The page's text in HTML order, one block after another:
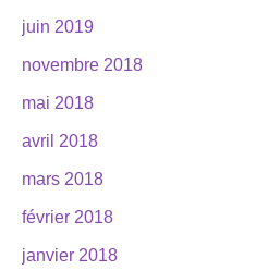
juin 2019
novembre 2018
mai 2018
avril 2018
mars 2018
février 2018
janvier 2018